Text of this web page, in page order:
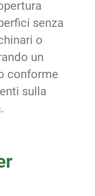
senza
o
un
conforme
sulla